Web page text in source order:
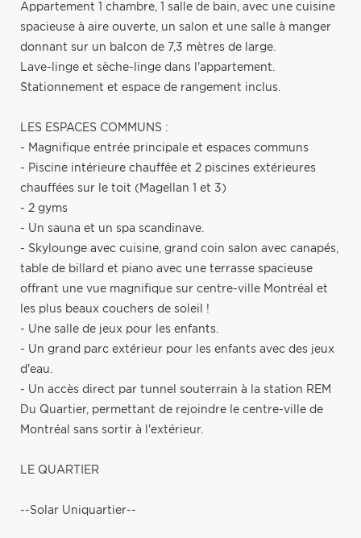
Appartement 1 chambre, 1 salle de bain, avec une cuisine
spacieuse à aire ouverte, un salon et une salle à manger
donnant sur un balcon de 7,3 mètres de large.
Lave-linge et sèche-linge dans l'appartement.
Stationnement et espace de rangement inclus.
LES ESPACES COMMUNS :
- Magnifique entrée principale et espaces communs
- Piscine intérieure chauffée et 2 piscines extérieures
chauffées sur le toit (Magellan 1 et 3)
- 2 gyms
- Un sauna et un spa scandinave.
- Skylounge avec cuisine, grand coin salon avec canapés,
table de billard et piano avec une terrasse spacieuse
offrant une vue magnifique sur centre-ville Montréal et
les plus beaux couchers de soleil !
- Une salle de jeux pour les enfants.
- Un grand parc extérieur pour les enfants avec des jeux
d'eau.
- Un accès direct par tunnel souterrain à la station REM
Du Quartier, permettant de rejoindre le centre-ville de
Montréal sans sortir à l'extérieur.
LE QUARTIER
--Solar Uniquartier--